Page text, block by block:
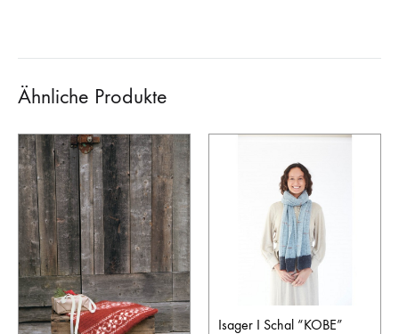
Ähnliche Produkte
Isager I Schal “KOBE”